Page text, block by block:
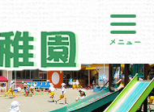
メニュー